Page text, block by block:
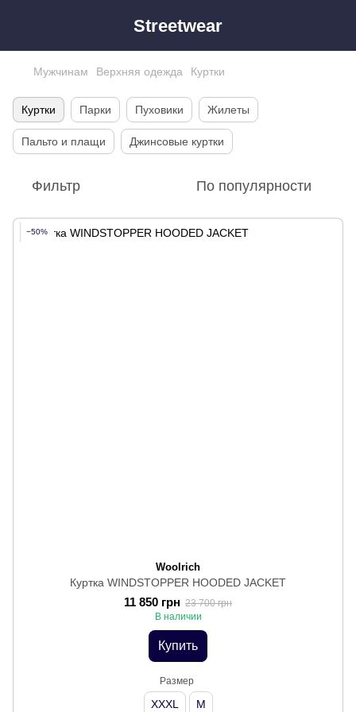
Streetwear
Мужчинам Верхняя одежда Куртки
Куртки Парки Пуховики Жилеты
Пальто и плащи Джинсовые куртки
Фильтр По популярности
−50%
Woolrich
Куртка WINDSTOPPER HOODED JACKET
11 850 грн 23 700 грн
В наличии
Купить
Размер
XXXL M